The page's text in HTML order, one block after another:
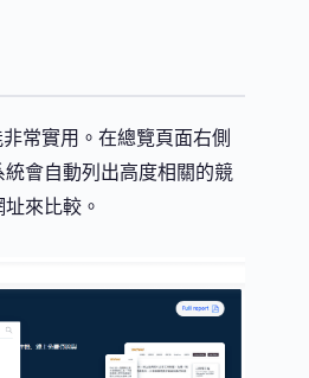
常實用。在總覽頁面右側
會自動列出高度相關的競
來比較。